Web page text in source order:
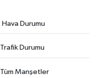
Hava Durumu
Trafik Durumu
Tüm Manşetler